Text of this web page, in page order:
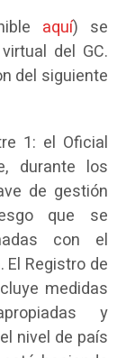
aquí) se
del GC.
del siguiente
1: el Oficial
durante los
de gestión
que se
con el
Registro de
medidas
y
nivel de país